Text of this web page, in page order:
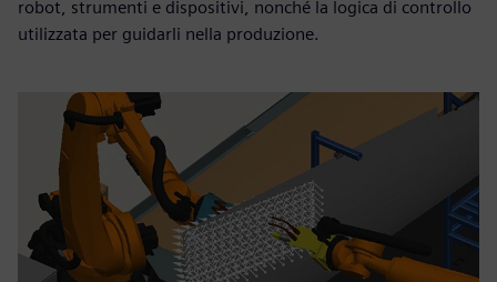
robot, strumenti e dispositivi, nonché la logica di controllo
utilizzata per guidarli nella produzione.